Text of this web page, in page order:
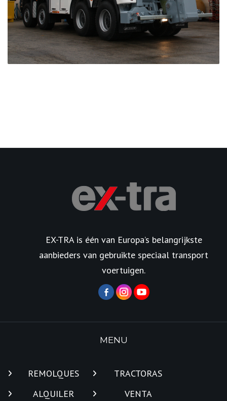
EX-TRA is één van Europa’s belangrijkste
aanbieders van gebruikte speciaal transport
voertuigen.
MENU
REMOLQUES
TRACTORAS
ALQUILER
VENTA